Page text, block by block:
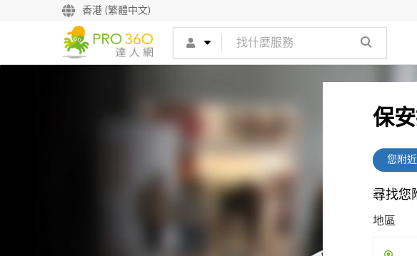
香港 (繁體中文)
保
您附
尋找您
地區